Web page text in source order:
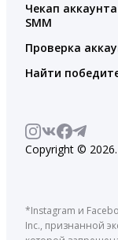
Чекап
SMM
Проверка
Найти
Copyright ©
*Instagram и
Inc., признанной